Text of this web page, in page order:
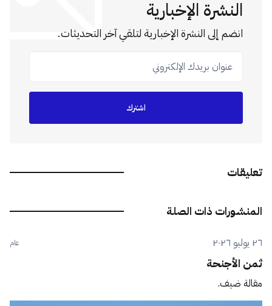
النشرة الإخبارية
انضم إلى النشرة الإخبارية لتلقي آخر التحديثات.
عنوان بريدك الإلكتروني
اشترك
تعليقات
المنشورات ذات الصلة
٢٦ يوليو ٢٠٢٦ عام
ثمن الأجنحة
مقالة ضيف.